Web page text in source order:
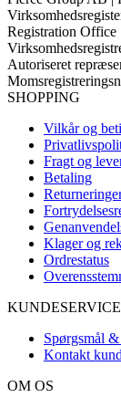
Registration Office
Autoriseret
SHOPPING
Vilkår og
Fragt og
Betaling
Klager og
Ordrestatus
KUNDESERVICE
Spørgsmål
Kontakt
OM OS